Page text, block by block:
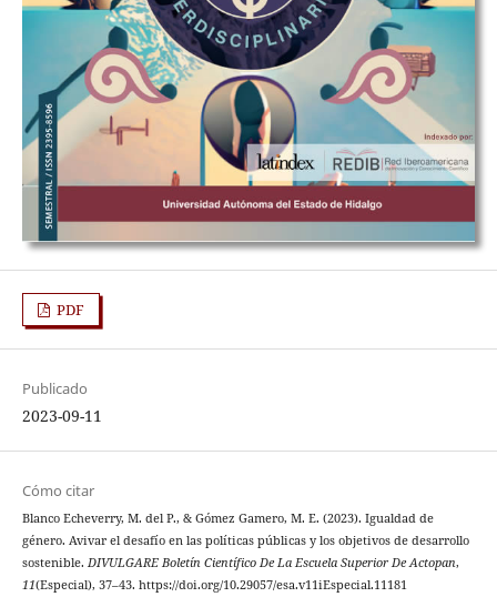
PDF
Publicado
2023-09-11
Cómo citar
Blanco Echeverry, M. del P., & Gómez Gamero, M. E. (2023). Igualdad de
género. Avivar el desafío en las políticas públicas y los objetivos de desarrollo
sostenible. DIVULGARE Boletín Científico De La Escuela Superior De Actopan,
11(Especial), 37–43. https://doi.org/10.29057/esa.v11iEspecial.11181